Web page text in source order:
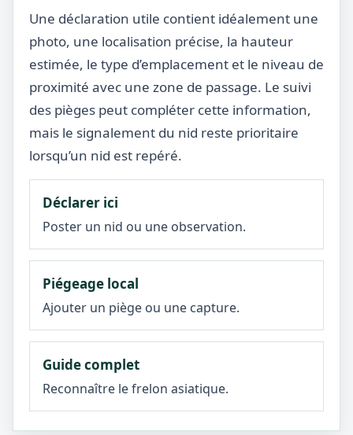
Une déclaration utile contient idéalement une
photo, une localisation précise, la hauteur
estimée, le type d’emplacement et le niveau de
proximité avec une zone de passage. Le suivi
des pièges peut compléter cette information,
mais le signalement du nid reste prioritaire
lorsqu’un nid est repéré.
Déclarer ici
Poster un nid ou une observation.
Piégeage local
Ajouter un piège ou une capture.
Guide complet
Reconnaître le frelon asiatique.